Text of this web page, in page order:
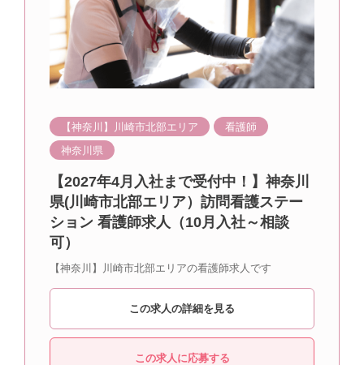
【神奈川】川崎市北部エリア
看護師
神奈川県
【2027年4月入社まで受付中！】神奈川
県(川崎市北部エリア）訪問看護ステー
ション 看護師求人（10月入社～相談
可）
【神奈川】川崎市北部エリアの看護師求人です
この求人の詳細を見る
この求人に応募する